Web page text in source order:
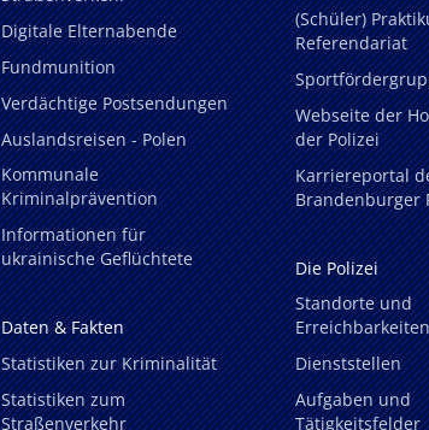
Digitale Elternabende
Fundmunition
Verdächtige Postsendungen
Auslandsreisen - Polen
Kommunale
Kriminalprävention
Informationen für
ukrainische Geflüchtete
Daten & Fakten
Statistiken zur Kriminalität
Statistiken zum
Straßenverkehr
(Schüler)
Referendariat
Webseite der
der Polizei
Karriereportal der
Brandenburger
Die Polizei
Standorte und
Erreichbarkeiten
Dienststellen
Aufgaben und
Tätigkeitsfelder